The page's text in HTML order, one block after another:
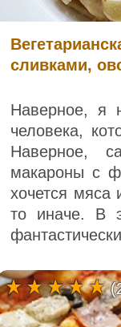
сливками,
Наверное, я
человека,
Наверное,
макароны с
хочется мяса
то иначе. В